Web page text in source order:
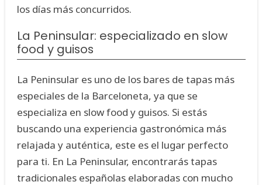
los días más concurridos.
La Peninsular: especializado en slow
food y guisos
La Peninsular es uno de los bares de tapas más
especiales de la Barceloneta, ya que se
especializa en slow food y guisos. Si estás
buscando una experiencia gastronómica más
relajada y auténtica, este es el lugar perfecto
para ti. En La Peninsular, encontrarás tapas
tradicionales españolas elaboradas con mucho